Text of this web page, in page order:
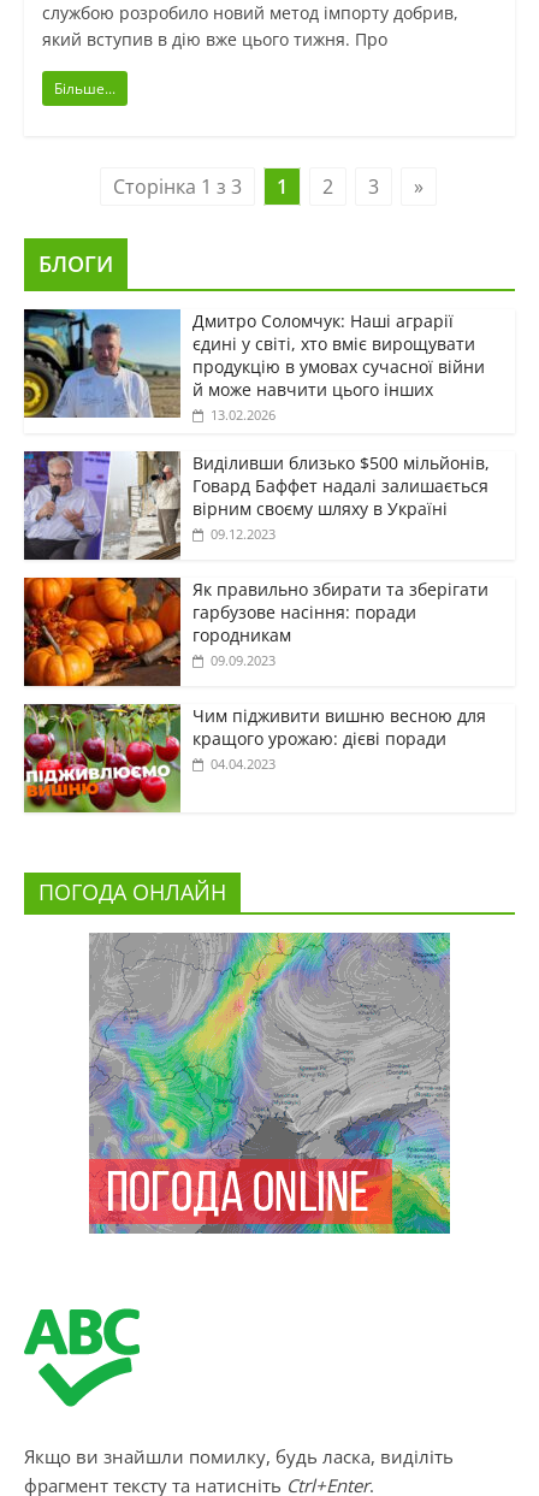
службою розробило новий метод імпорту добрив,
який вступив в дію вже цього тижня. Про
Більше...
Сторінка 1 з 3 1 2 3 »
БЛОГИ
Дмитро Соломчук: Наші аграрії
єдині у світі, хто вміє вирощувати
продукцію в умовах сучасної війни
й може навчити цього інших
13.02.2026
Виділивши близько $500 мільйонів,
Говард Баффет надалі залишається
вірним своєму шляху в Україні
09.12.2023
Як правильно збирати та зберігати
гарбузове насіння: поради
городникам
09.09.2023
Чим підживити вишню весною для
кращого урожаю: дієві поради
04.04.2023
ПОГОДА ОНЛАЙН
Якщо ви знайшли помилку, будь ласка, виділіть
фрагмент тексту та натисніть Ctrl+Enter.